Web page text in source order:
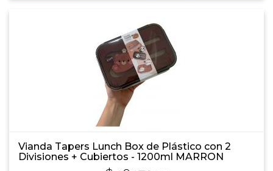
Vianda Tapers Lunch Box de Plástico con 2
Divisiones + Cubiertos - 1200ml MARRON